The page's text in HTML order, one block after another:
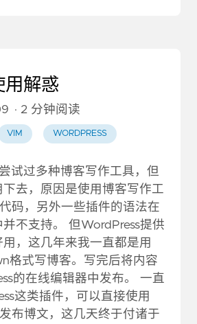
用解惑
· 2 分钟阅读
VIM WORDPRESS
试过多种博客写作工具，但
去，原因是使用博客写作工
码，另外一些插件的语法在
不支持。 但WordPress提供
，这几年来我一直都是用
格式写博客。写完后将内容
的在线编辑器中发布。 一直
这类插件，可以直接使用
布博文，这几天终于付诸于